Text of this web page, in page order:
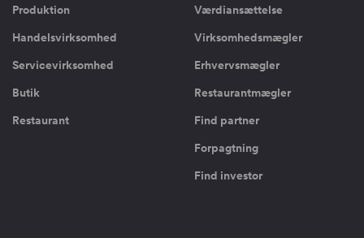
Produktion
Handelsvirksomhed
Servicevirksomhed
Butik
Restaurant
Værdiansættelse
Virksomhedsmægler
Erhvervsmægler
Restaurantmægler
Find partner
Forpagtning
Find investor